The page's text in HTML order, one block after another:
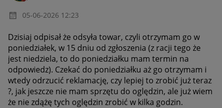
‎05-06-2026 12:23
Dzisiaj odpisał że odsyła towar, czyli otrzymam go w
poniedziałek, w 15 dniu od zgłoszenia (z racji tego że
jest niedziela, to do poniedziałku mam termin na
odpowiedz). Czekać do poniedziałku aż go otrzymam i
wtedy odrzucić reklamację, czy lepiej to zrobić już teraz
?, jak jeszcze nie mam sprzętu do oględzin, ale już wiem
że nie zdążę tych oględzin zrobić w kilka godzin.